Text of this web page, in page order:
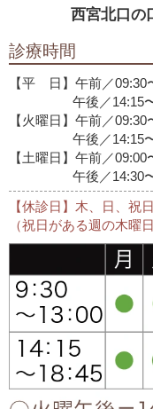
西宮北口の
診療時間
【平 日】午前／09:30
午後／14:15〜
【火曜日】午前／09:30
午後／14:15〜
【土曜日】午前／09:00
午後／14:30〜
【休診日】木、日、祝日
（祝日がある週の木曜